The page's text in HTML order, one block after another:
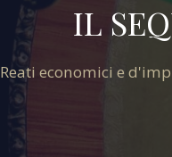
IL
Reati economici e